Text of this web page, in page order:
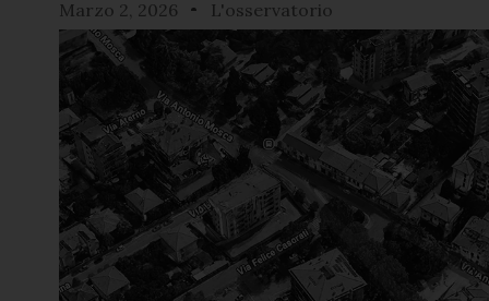
Marzo 2, 2026 L'osservatorio